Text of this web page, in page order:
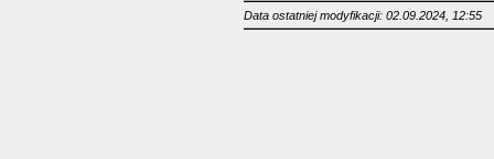
Data ostatniej modyfikacji: 02.09.2024, 12:55